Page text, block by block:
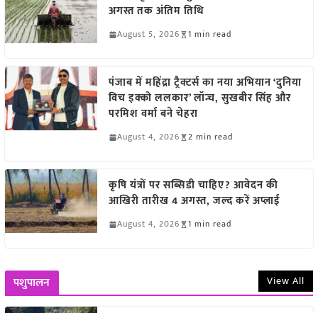
अगस्त तक अंतिम तिथि
August 5, 2026 1 min read
पंजाब में महिंद्रा ट्रैक्टर्स का नया अभियान ‘दुनिया
विच इक्को ललकार’ लॉन्च, सुखबीर सिंह और
परमिश वर्मा बने चेहरा
August 4, 2026 2 min read
कृषि यंत्रों पर सब्सिडी चाहिए? आवेदन की
आखिरी तारीख 4 अगस्त, जल्द करें अप्लाई
August 4, 2026 1 min read
पशुपालन View All